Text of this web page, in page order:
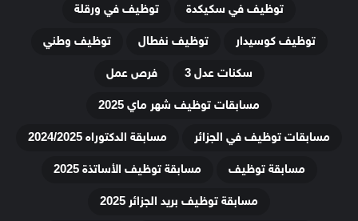
توظيف في سكيكدة
توظيف في ورقلة
توظيف كوسيدار
توظيف نفطال
توظيف وطني
سكنات عدل 3
فرص عمل
مسابقات توظيف شهر ماي 2025
مسابقات توظيف في الجزائر
مسابقة الدكتوراه 2024/2025
مسابقة توظيف
مسابقة توظيف الأساتذة 2025
مسابقة توظيف بريد الجزائر 2025